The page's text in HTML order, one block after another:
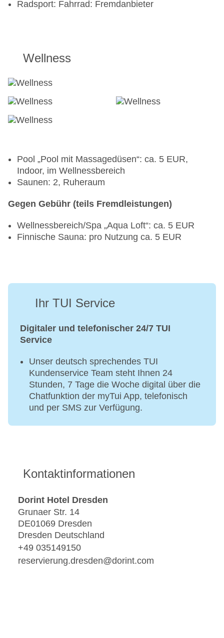
Radsport: Fahrrad: Fremdanbieter
Wellness
Pool „Pool mit Massagedüsen“: ca. 5 EUR,
Indoor, im Wellnessbereich
Saunen: 2, Ruheraum
Gegen Gebühr (teils Fremdleistungen)
Wellnessbereich/Spa „Aqua Loft“: ca. 5 EUR
Finnische Sauna: pro Nutzung ca. 5 EUR
Ihr TUI Service
Digitaler und telefonischer 24/7 TUI
Service
Unser deutsch sprechendes TUI
Kundenservice Team steht Ihnen 24
Stunden, 7 Tage die Woche digital über die
Chatfunktion der myTui App, telefonisch
und per SMS zur Verfügung.
Kontaktinformationen
Dorint Hotel Dresden
Grunaer Str. 14
DE01069 Dresden
Dresden Deutschland
+49 035149150
reservierung.dresden@dorint.com